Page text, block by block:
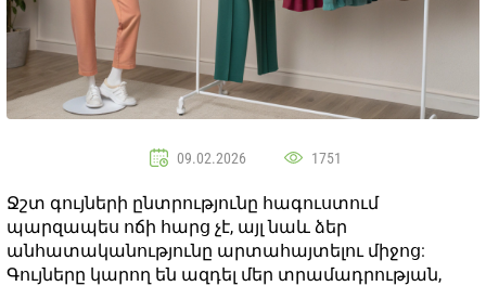
09.02.2026 1751
Ջշտ գույների ընտրությունը հագուստում
պարզապես ոճի հարց չէ, այլ նաև ձեր
անհատականությունը արտահայտելու միջոց:
Գույները կարող են ազդել մեր տրամադրության,